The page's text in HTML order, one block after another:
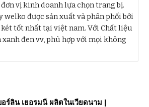
vị kinh doanh lựa chọn trang bị.
welko được sản xuất và phân phối bởi
tốt nhất tại việt nam. Với Chất liệu
đen vv, phù hợp với mọi không
ร์ลิน เยอรมนี ผลิตในเวียดนาม |